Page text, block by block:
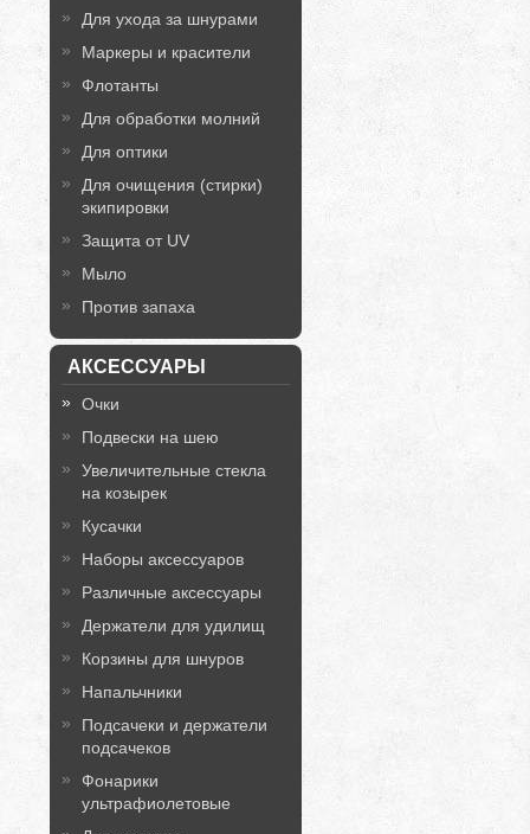
Для ухода за шнурами
Маркеры и красители
Флотанты
Для обработки молний
Для оптики
Для очищения (стирки)
экипировки
Защита от UV
Мыло
Против запаха
АКСЕССУАРЫ
Очки
Подвески на шею
Увеличительные стекла
на козырек
Кусачки
Наборы аксессуаров
Различные аксессуары
Держатели для удилищ
Корзины для шнуров
Напальчники
Подсачеки и держатели
подсачеков
Фонарики
ультрафиолетовые